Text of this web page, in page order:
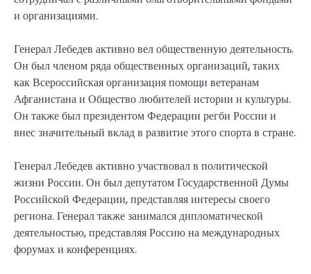
и организациями.
Генерал Лебедев активно вел общественную деятельность.
Он был членом ряда общественных организаций, таких
как Всероссийская организация помощи ветеранам
Афганистана и Общество любителей истории и культуры.
Он также был президентом Федерации регби России и
внес значительный вклад в развитие этого спорта в стране.
Генерал Лебедев активно участвовал в политической
жизни России. Он был депутатом Государственной Думы
Российской Федерации, представляя интересы своего
региона. Генерал также занимался дипломатической
деятельностью, представляя Россию на международных
форумах и конференциях.